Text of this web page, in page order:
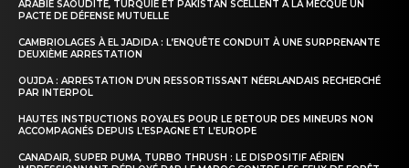
ARABIE SAOUDITE, TURQUIE ET PAKISTAN SCELLENT À LA MECQUE UN
PACTE DE DÉFENSE MUTUELLE
CAMBRIOLAGES À EL JADIDA : L’ENQUÊTE CONDUIT À UNE SURPRENANTE
DEUXIÈME ARRESTATION
OUJDA : ARRESTATION D’UN RESSORTISSANT NÉERLANDAIS RECHERCHÉ
PAR INTERPOL
HAUTES INSTRUCTIONS ROYALES POUR LE RETOUR DES MINEURS NON
ACCOMPAGNÉS DEPUIS L’ESPAGNE ET L’EUROPE
CANADAIR, SUPER PUMA, TURBO THRUSH : LE DISPOSITIF AÉRIEN